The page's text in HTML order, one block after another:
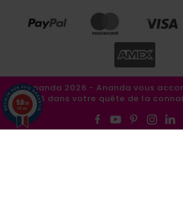
©Ananda 2026 - Ananda vous
1986 dans votre quête de la
9.8/10
857 avis